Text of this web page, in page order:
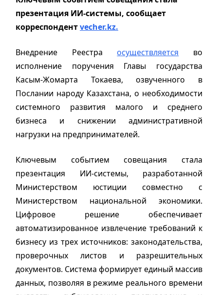
презентация ИИ-системы, сообщает
корреспондентvecher.kz.
Внедрение Реестра осуществляется во
исполнение поручения Главы государства
Касым-Жомарта Токаева, озвученного в
Послании народу Казахстана, о необходимости
системного развития малого и среднего
бизнеса и снижении административной
нагрузки на предпринимателей.
Ключевым событием совещания стала
презентация ИИ-системы, разработанной
Министерством юстиции совместно с
Министерством национальной экономики.
Цифровое решение обеспечивает
автоматизированное извлечение требований к
бизнесу из трех источников: законодательства,
проверочных листов и разрешительных
документов. Система формирует единый массив
данных, позволяя в режиме реального времени